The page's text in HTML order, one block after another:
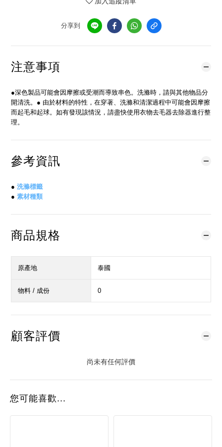
分享到
注意事項
●深色製品可能會因摩擦或受潮而導致串色。洗滌時，請與其他物品分
開清洗。● 由於材料的特性，在穿著、洗滌和清潔過程中可能會因摩擦
而起毛和起球。如有發現該情況，請盡快使用衣物去毛器去除器進行整
理。
參考資訊
● 洗滌標籤
● 素材種類
商品規格
原產地 泰國
物料 / 成份 0
顧客評價
尚未有任何評價
您可能喜歡...